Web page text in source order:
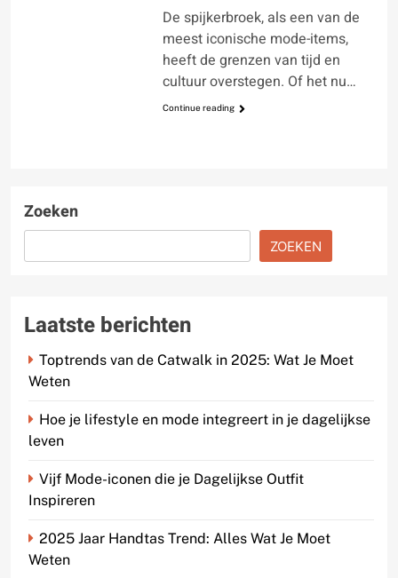
De spijkerbroek, als een van de
meest iconische mode-items,
heeft de grenzen van tijd en
cultuur overstegen. Of het nu…
Continue reading
Zoeken
ZOEKEN
Laatste berichten
Toptrends van de Catwalk in 2025: Wat Je Moet
Weten
Hoe je lifestyle en mode integreert in je dagelijkse
leven
Vijf Mode-iconen die je Dagelijkse Outfit
Inspireren
2025 Jaar Handtas Trend: Alles Wat Je Moet
Weten